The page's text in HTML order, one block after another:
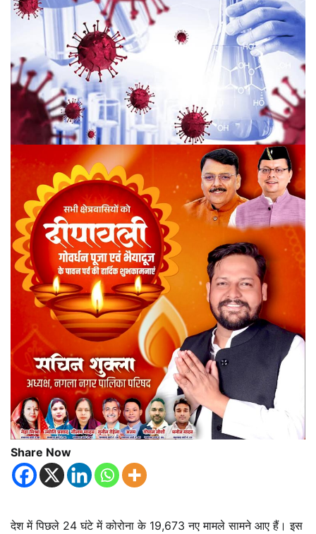
Share Now
देश में पिछले 24 घंटे में कोरोना के 19,673 नए मामले सामने आए हैं। इस